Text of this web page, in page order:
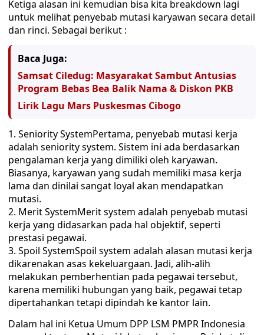
Ketiga alasan ini kemudian bisa kita breakdown lagi
untuk melihat penyebab mutasi karyawan secara detail
dan rinci. Sebagai berikut :
Baca Juga:
Samsat Ciledug: Masyarakat Sambut Antusias
Program Bebas Bea Balik Nama & Diskon PKB
Lirik Lagu Mars Puskesmas Cibogo
Seniority SystemPertama, penyebab mutasi kerja
adalah seniority system. Sistem ini ada berdasarkan
pengalaman kerja yang dimiliki oleh karyawan.
Biasanya, karyawan yang sudah memiliki masa kerja
lama dan dinilai sangat loyal akan mendapatkan
mutasi.
Merit SystemMerit system adalah penyebab mutasi
kerja yang didasarkan pada hal objektif, seperti
prestasi pegawai.
Spoil SystemSpoil system adalah alasan mutasi kerja
dikarenakan asas kekeluargaan. Jadi, alih-alih
melakukan pemberhentian pada pegawai tersebut,
karena memiliki hubungan yang baik, pegawai tetap
dipertahankan tetapi dipindah ke kantor lain.
Dalam hal ini Ketua Umum DPP LSM PMPR Indonesia